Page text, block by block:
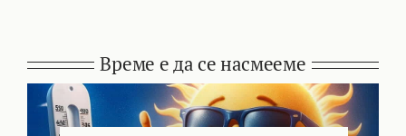
Време е да се насмееме